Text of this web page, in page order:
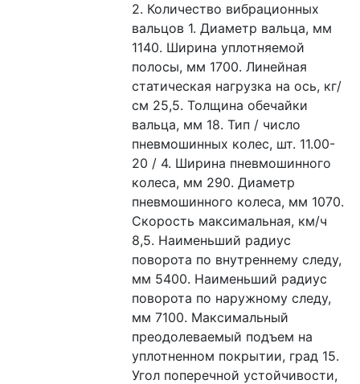
2. Количество вибрационных
вальцов 1. Диаметр вальца, мм
1140. Ширина уплотняемой
полосы, мм 1700. Линейная
статическая нагрузка на ось, кг/
см 25,5. Толщина обечайки
вальца, мм 18. Тип / число
пневмошинных колес, шт. 11.00-
20 / 4. Ширина пневмошинного
колеса, мм 290. Диаметр
пневмошинного колеса, мм 1070.
Скорость максимальная, км/ч
8,5. Наименьший радиус
поворота по внутреннему следу,
мм 5400. Наименьший радиус
поворота по наружному следу,
мм 7100. Максимальный
преодолеваемый подъем на
уплотненном покрытии, град 15.
Угол поперечной устойчивости,